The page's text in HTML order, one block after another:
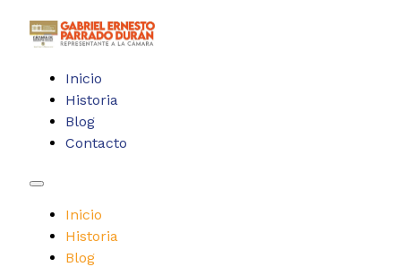
Inicio
Historia
Blog
Contacto
Inicio
Historia
Blog